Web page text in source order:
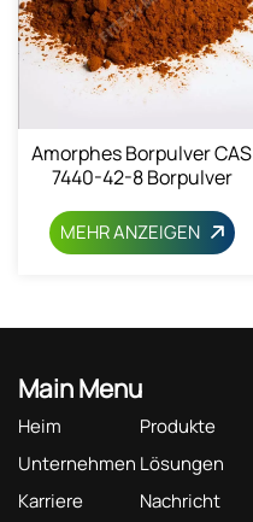
Amorphes Borpulver CAS
7440-42-8 Borpulver
MEHR ANZEIGEN
Main Menu
Heim
Produkte
Unternehmen Lösungen
Karriere
Nachricht